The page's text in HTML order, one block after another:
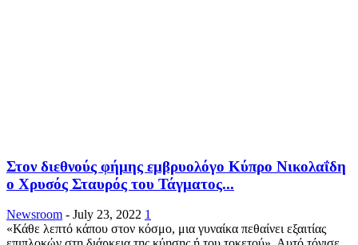
Στον διεθνούς φήμης εμβρυολόγο Κύπρο Νικολαΐδη
ο Χρυσός Σταυρός του Τάγματος...
Newsroom - July 23, 2022 1
«Κάθε λεπτό κάπου στον κόσμο, μια γυναίκα πεθαίνει εξαιτίας